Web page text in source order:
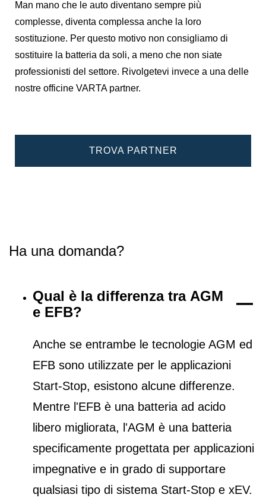
Man mano che le auto diventano sempre più
complesse, diventa complessa anche la loro
sostituzione. Per questo motivo non consigliamo di
sostituire la batteria da soli, a meno che non siate
professionisti del settore. Rivolgetevi invece a una delle
nostre officine VARTA partner.
TROVA PARTNER
Ha una domanda?
Qual è la differenza tra AGM
e EFB?
Anche se entrambe le tecnologie AGM ed
EFB sono utilizzate per le applicazioni
Start-Stop, esistono alcune differenze.
Mentre l'EFB è una batteria ad acido
libero migliorata, l'AGM è una batteria
specificamente progettata per applicazioni
impegnative e in grado di supportare
qualsiasi tipo di sistema Start-Stop e xEV.